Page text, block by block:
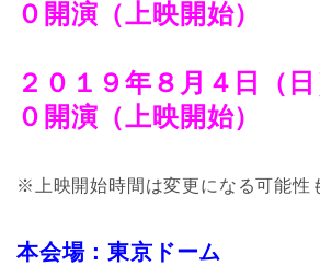
０開演（上映開始）
２０１９年８月４日（
０開演（上映開始）
※上映開始時間は変更になる可能性
本会場：東京ドーム